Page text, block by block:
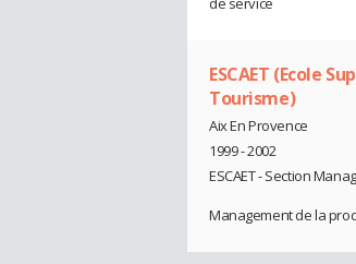
ESCAET (Ecole
Tourisme)
Aix En Provence
1999 - 2002
ESCAET - Section
Management de la